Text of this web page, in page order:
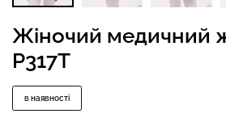
Жіночий медичний
P317T
в наявності